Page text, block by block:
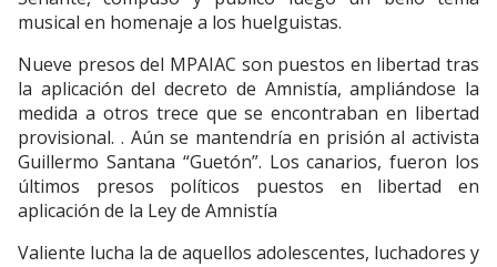
musical en homenaje a los huelguistas.
Nueve presos del MPAIAC son puestos en libertad tras
la aplicación del decreto de Amnistía, ampliándose la
medida a otros trece que se encontraban en libertad
provisional. . Aún se mantendría en prisión al activista
Guillermo Santana “Guetón”. Los canarios, fueron los
últimos presos políticos puestos en libertad en
aplicación de la Ley de Amnistía
Valiente lucha la de aquellos adolescentes, luchadores y